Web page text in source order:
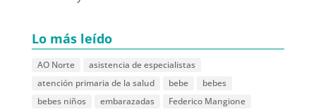
Lo más leído
AO Norte
asistencia de especialistas
atención primaria de la salud
bebe
bebes
bebes niños
embarazadas
Federico Mangione